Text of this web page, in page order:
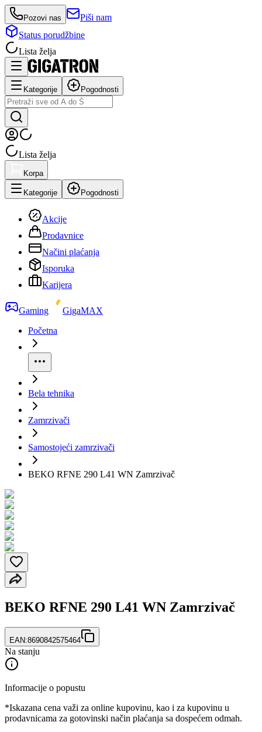
Pozovi nas
Piši nam
Status porudžbine
Lista želja
Kategorije Pogodnosti
Lista želja
Korpa
Kategorije Pogodnosti
Akcije
Prodavnice
Načini plaćanja
Isporuka
Karijera
Gaming
GigaMAX
Početna
Bela tehnika
Zamrzivači
Samostojeći zamrzivači
BEKO RFNE 290 L41 WN Zamrzivač
BEKO RFNE 290 L41 WN Zamrzivač
EAN:8690842575464
Na stanju
Informacije o popustu
*Iskazana cena važi za online kupovinu, kao i za kupovinu u
prodavnicama za gotovinski način plaćanja sa dospećem odmah.